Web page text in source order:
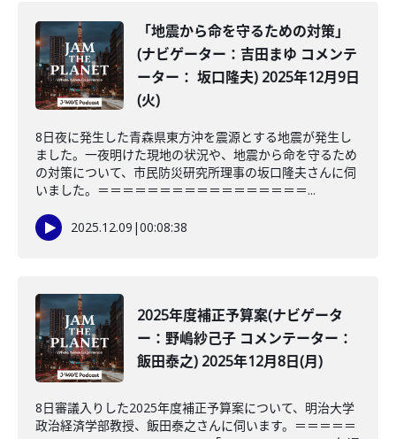
「地震から命を守るための対策」
(ナビゲーター：吉田まゆ コメンテ
ーター： 坂口隆夫) 2025年12月9日
(火)
8日夜に発生した青森県東方沖を震源とする地震が発生し
ました。一夜明けた現地の状況や、地震から命を守るため
の対策について、市民防災研究所理事の坂口隆夫さんに伺
いました。＝＝＝＝＝＝＝＝＝＝＝＝＝＝＝＝＝...
2025.12.09 |00:08:38
2025年度補正予算案(ナビゲータ
ー：野嶋紗己子 コメンテーター：
飯田泰之) 2025年12月8日(月)
8日審議入りした2025年度補正予算案について、明治大学
政治経済学部教授、飯田泰之さんに伺います。＝＝＝＝＝